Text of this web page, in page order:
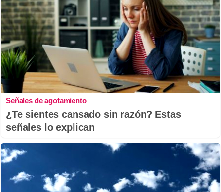
Señales de agotamiento
¿Te sientes cansado sin razón? Estas
señales lo explican